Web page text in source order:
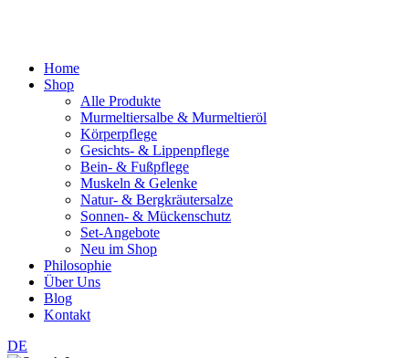
Home
Shop
Alle Produkte
Murmeltiersalbe & Murmeltieröl
Körperpflege
Gesichts- & Lippenpflege
Bein- & Fußpflege
Muskeln & Gelenke
Natur- & Bergkräutersalze
Sonnen- & Mückenschutz
Set-Angebote
Neu im Shop
Philosophie
Über Uns
Blog
Kontakt
DE